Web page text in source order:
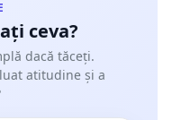
ceva?
dacă tăceți.
atitudine și a